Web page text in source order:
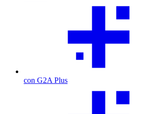
con G2A Plus